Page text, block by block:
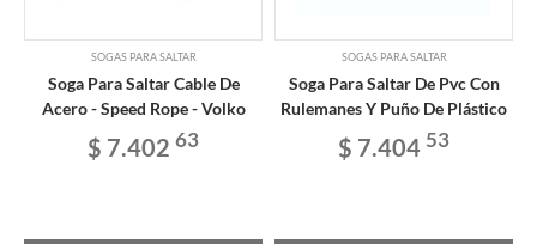
SOGAS PARA SALTAR
Soga Para Saltar Cable De
Acero - Speed Rope - Volko
$ 7.402 63
SOGAS PARA SALTAR
Soga Para Saltar De Pvc Con
Rulemanes Y Puño De Plástico
$ 7.404 53